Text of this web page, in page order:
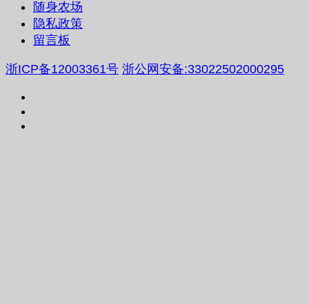
随身农场
隐私政策
留言板
浙ICP备12003361号 浙公网安备:33022502000295